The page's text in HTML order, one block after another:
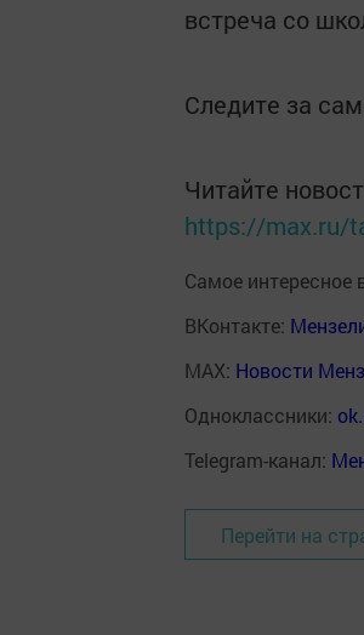
встреча со
Следите за
Читайте
https://max.ru/
Самое интересное
ВКонтакте:
MAX: Новости
Одноклассники:
Telegram-канал:
Перейти на